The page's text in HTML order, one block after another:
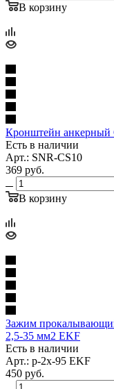
В корзину
Кронштейн анкерный
Есть в наличии
Арт.: SNR-CS10
369 руб.
В корзину
Зажим
2,5-35 мм2 EKF
Есть в наличии
Арт.: p-2x-95 EKF
450 руб.